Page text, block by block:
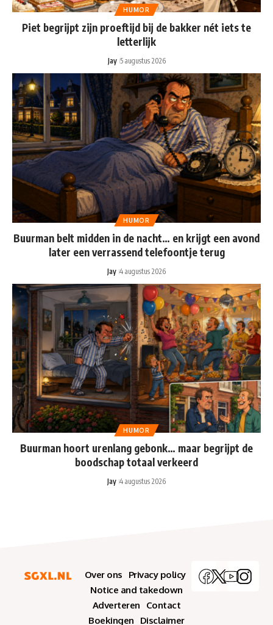
HUMOR
Piet begrijpt zijn proeftijd bij de bakker nét iets te
letterlijk
Jay 5 augustus 2026
HUMOR
Buurman belt midden in de nacht… en krijgt een avond
later een verrassend telefoontje terug
Jay 4 augustus 2026
HUMOR
Buurman hoort urenlang gebonk… maar begrijpt de
boodschap totaal verkeerd
Jay 4 augustus 2026
Over ons
Privacy policy
Notice and takedown
Adverteren
Contact
Boekingen
Disclaimer